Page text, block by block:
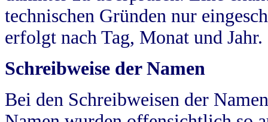
technischen Gründen nur
erfolgt nach Tag, Monat und Jahr.
Schreibweise der Namen
Bei den Schreibweisen der